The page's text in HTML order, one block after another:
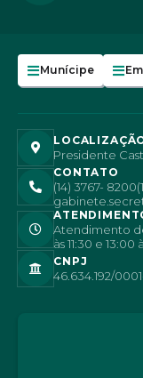
Munícipe
Presidente
CONTATO
(14) 3767- 8200
Atendimento
às 11:30 e 13:00
CNPJ
46.634.192/